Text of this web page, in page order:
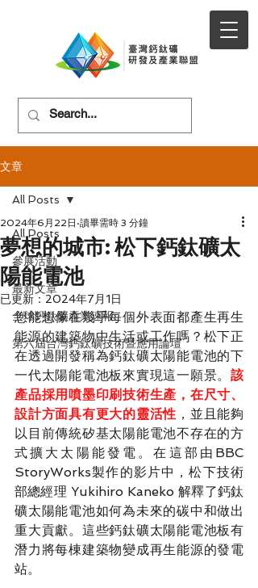
文章
All Posts
參展活動
最新文章
全球鈣鈦礦產業速報
第六屆台灣鈣鈦礦技術暨應用論壇
All Posts
夢想的城市: 松下鈣鈦礦太
陽能電池
2024年6月22日 讀畢需時 3 分鐘
已更新： 2024年7月1日
您能想像在幾乎每個外表面都產生再生
能源的建築物中生活或工作嗎？松下正
在透過開發稱為鈣鈦礦太陽能電池的下
一代太陽能電池板來實現這一願景。 該
產品採用噴墨印刷技術生產，在尺寸、
設計方面具有更大的靈活性 ，並且能夠
以目前傳統矽基太陽能電池不存在的方
式擴大太陽能發電。在這部由BBC
StoryWorks製作的影片中，松下技術
部總經理 Yukihiro Kaneko 解釋了鈣鈦
礦太陽能電池如何為未來的碳中和做出
重大貢獻。這些鈣鈦礦太陽能電池板有
潛力將每棟建築物變成再生能源的發電
站。